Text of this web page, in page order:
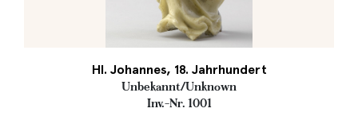
Hl. Johannes, 18. Jahrhundert
Unbekannt/Unknown
Inv.-Nr. 1001